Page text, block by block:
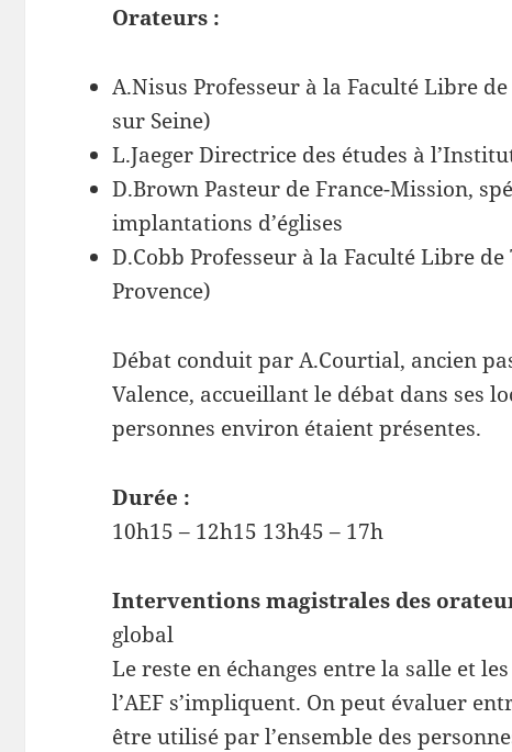
Orateurs :
A.Nisus Professeur à la Faculté Libre
sur Seine)
L.Jaeger Directrice des études à
D.Brown Pasteur de France-Mission,
implantations d’églises
D.Cobb Professeur à la Faculté Libre
Provence)
Débat conduit par A.Courtial, ancien
Valence, accueillant le débat dans ses
personnes environ étaient présentes.
Durée :
10h15 – 12h15 13h45 – 17h
Interventions magistrales des
global
Le reste en échanges entre la salle et
l’AEF s’impliquent. On peut évaluer
être utilisé par l’ensemble des